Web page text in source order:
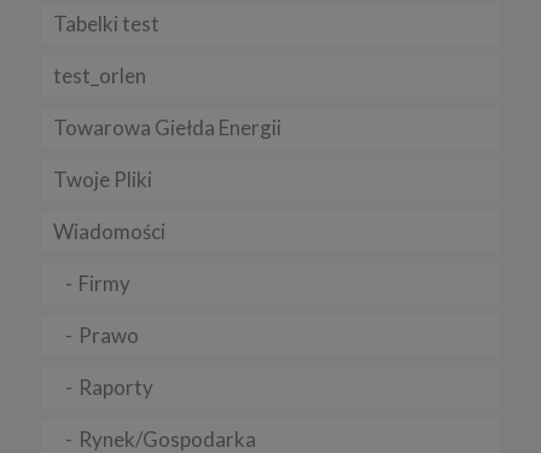
Tabelki test
test_orlen
Towarowa Giełda Energii
Twoje Pliki
Wiadomości
Firmy
Prawo
Raporty
Rynek/Gospodarka